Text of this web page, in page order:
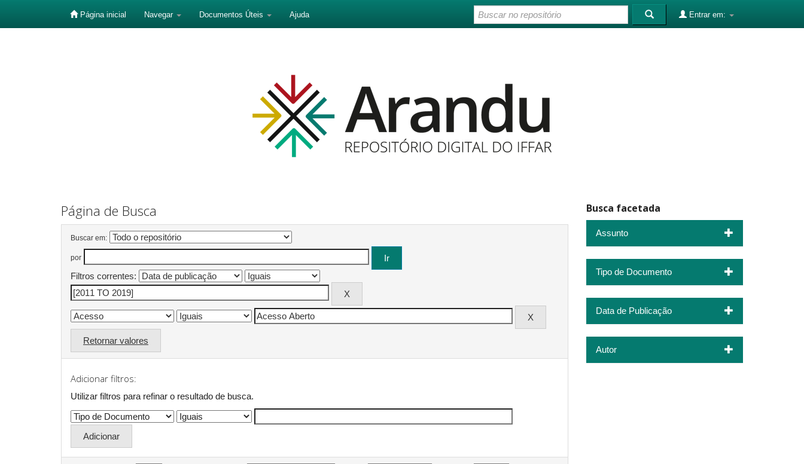
Página inicial Navegar Documentos Úteis Ajuda Entrar em:
Página de Busca
Buscar em:
por
Filtros correntes:
Retornar valores
Adicionar filtros:
Utilizar filtros para refinar o resultado de busca.
Busca facetada
Assunto
Tipo de Documento
Data de Publicação
Autor